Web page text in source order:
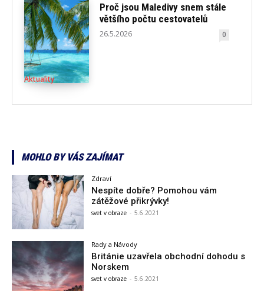
Aktuality
Proč jsou Maledivy snem stále
většího počtu cestovatelů
26.5.2026 0
MOHLO BY VÁS ZAJÍMAT
Zdraví
Nespíte dobře? Pomohou vám
zátěžové přikrývky!
svet v obraze - 5.6.2021
Rady a Návody
Británie uzavřela obchodní dohodu s
Norskem
svet v obraze - 5.6.2021